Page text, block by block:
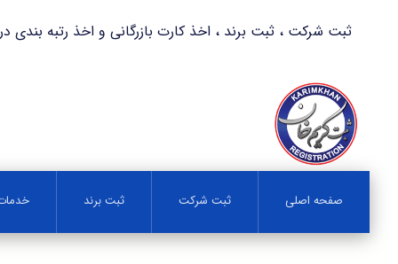
ثبت شرکت ، ثبت برند ، اخذ کارت بازرگانی و اخذ رتبه بندی در کمترین
صفحه اصلی ثبت شرکت ثبت برند